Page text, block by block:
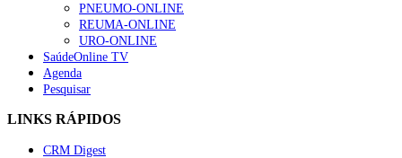
“Os programas de rastreio do cancro do pulmão são
custo-efetivos e representam um investimento
sustentável para os sistemas de saúde”
88 visualizações
Quase quatro em cada dez doentes com enfarte
PNEUMO-ONLINE
REUMA-ONLINE
URO-ONLINE
SaúdeOnline TV
Agenda
Pesquisar
LINKS RÁPIDOS
CRM Digest